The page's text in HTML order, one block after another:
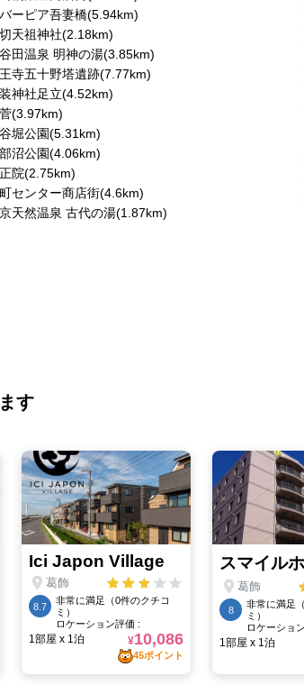
ーピア吾妻橋(5.94km)
天祖神社(2.18km)
田温泉 明神の湯(3.85km)
寺五十野塔遺跡(7.77km)
神社足立(4.52km)
(3.97km)
堀公園(5.31km)
沼公園(4.06km)
院(2.75km)
センター商店街(4.6km)
天然温泉 古代の湯(1.87km)
す